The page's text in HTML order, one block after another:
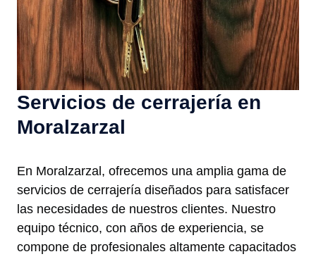
Servicios de cerrajería en
Moralzarzal
En Moralzarzal, ofrecemos una amplia gama de
servicios de cerrajería diseñados para satisfacer
las necesidades de nuestros clientes. Nuestro
equipo técnico, con años de experiencia, se
compone de profesionales altamente capacitados